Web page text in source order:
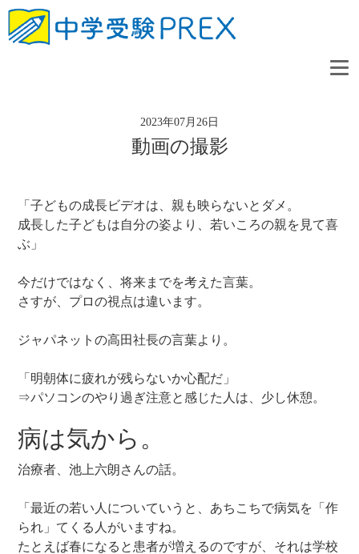
2023年07月26日
動画の撮影
「子どもの成長ビデオは、親も映らないとダメ。
成長した子どもは自分の姿より、若いころの親を見て喜
ぶ」
今だけではなく、将来までを考えた言葉。
さすが、プロの視点は違います。
ジャパネットの高田社長の言葉より。
「明朝体に疲れが残らないか心配だ」
⇒パソコンのやり過ぎ注意と感じた人は、少し休憩。
病は気から。
治療者、池上六朗さんの話。
「最近の若い人についていうと、あちこちで病気を「作
られ」てくる人がいますね。
たとえば春になると患者が増えるのですが、それは学校